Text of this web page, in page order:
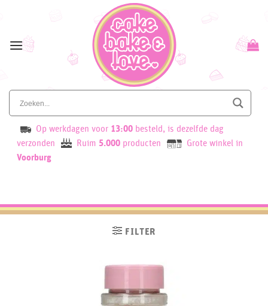
content
Op werkdagen voor 13:00 besteld, is dezelfde dag
verzonden
Ruim 5.000 producten
Grote winkel in
Voorburg
FILTER